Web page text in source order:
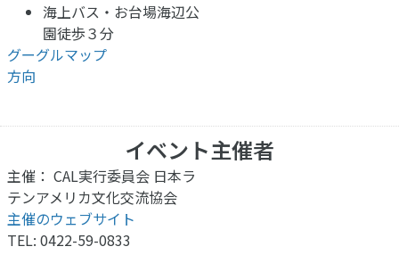
海上バス・お台場海辺公
園徒歩３分
グーグルマップ
方向
イベント主催者
主催： CAL実行委員会 日本ラ
テンアメリカ文化交流協会
主催のウェブサイト
TEL: 0422-59-0833